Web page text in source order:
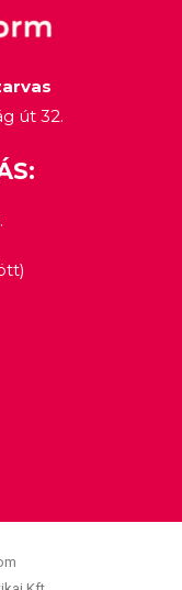
út 32.